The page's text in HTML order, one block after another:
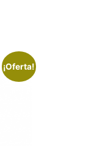
¡Oferta!